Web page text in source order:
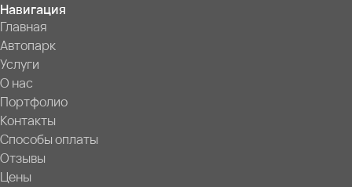
Навигация
Главная
Автопарк
Услуги
О нас
Портфолио
Контакты
Способы оплаты
Отзывы
Цены